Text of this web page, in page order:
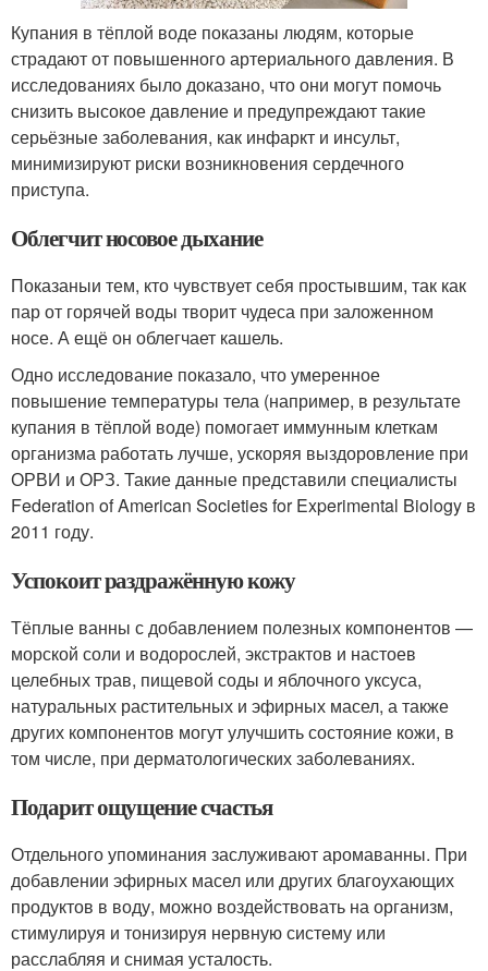
Купания в тёплой воде показаны людям, которые
страдают от повышенного артериального давления. В
исследованиях было доказано, что они могут помочь
снизить высокое давление и предупреждают такие
серьёзные заболевания, как инфаркт и инсульт,
минимизируют риски возникновения сердечного
приступа.
Облегчит носовое дыхание
Показаныи тем, кто чувствует себя простывшим, так как
пар от горячей воды творит чудеса при заложенном
носе. А ещё он облегчает кашель.
Одно исследование показало, что умеренное
повышение температуры тела (например, в результате
купания в тёплой воде) помогает иммунным клеткам
организма работать лучше, ускоряя выздоровление при
ОРВИ и ОРЗ. Такие данные представили специалисты
Federation of American Societies for Experimental Biology в
2011 году.
Успокоит раздражённую кожу
Тёплые ванны с добавлением полезных компонентов —
морской соли и водорослей, экстрактов и настоев
целебных трав, пищевой соды и яблочного уксуса,
натуральных растительных и эфирных масел, а также
других компонентов могут улучшить состояние кожи, в
том числе, при дерматологических заболеваниях.
Подарит ощущение счастья
Отдельного упоминания заслуживают аромаванны. При
добавлении эфирных масел или других благоухающих
продуктов в воду, можно воздействовать на организм,
стимулируя и тонизируя нервную систему или
расслабляя и снимая усталость.